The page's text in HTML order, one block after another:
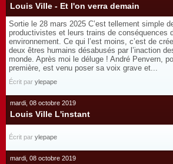
Louis Ville - Et l'on verra demain
Sortie le 28 mars 2025 C’est tellement simple
productivistes et leurs trains de conséquences
environnement. Ce qui l’est moins, c’est de
deux êtres humains désabusés par l’inaction
monde. Après moi le déluge ! André Penvern,
première, est venu poser sa voix grave et...
Écrit par ylepape
mardi, 08 octobre 2019
Louis Ville L'instant
Écrit par ylepape
mardi, 08 octobre 2019